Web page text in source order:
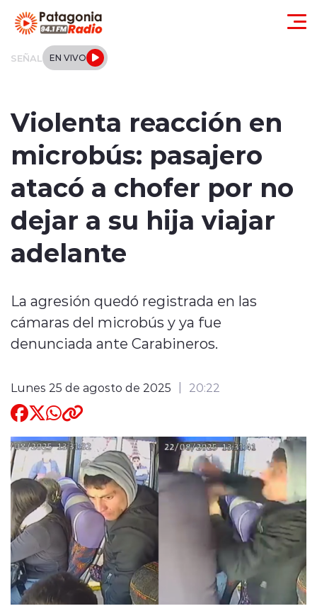
SEÑAL EN VIVO
Tendencias
Internacional
Entrevistas
Quienes Somos
modo claro
Violenta reacción en
microbús: pasajero
atacó a chofer por no
dejar a su hija viajar
adelante
La agresión quedó registrada en las
cámaras del microbús y ya fue
denunciada ante Carabineros.
Lunes 25 de agosto de 2025 20:22